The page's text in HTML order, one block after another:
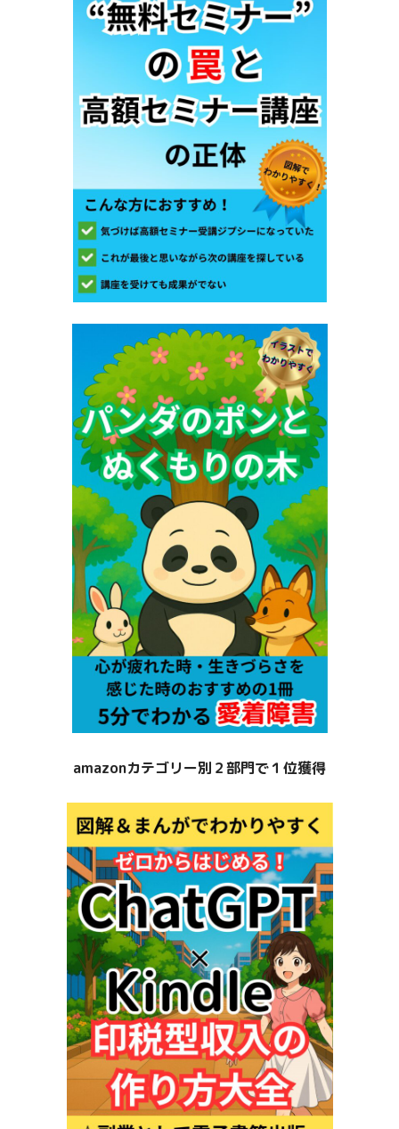
amazonカテゴリー別２部門で１位獲得